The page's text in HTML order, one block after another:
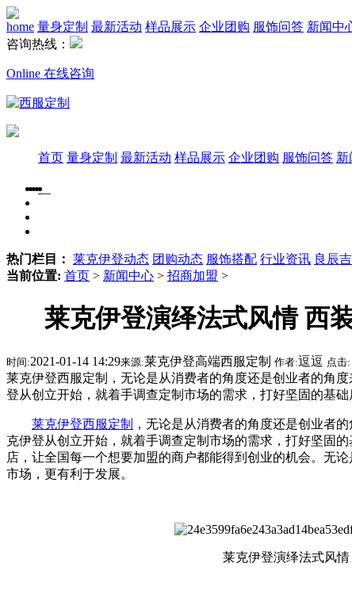
home 量身定制 最新活动 样品展示 企业团购 服饰问答 新闻中
咨询热线：
Online 在线咨询
首页 量身定制 最新活动 样品展示 企业团购 服饰问答 新
热门栏目： 莱克伊登动态 团购动态 服饰搭配 行业资讯 良辰
当前位置: 首页 > 新闻中心 > 招商加盟 >
莱克伊登演绎法式风情 西
时间:2021-01-14 14:29来源:莱克伊登高端西服定制 作者:逗逗 点击:
莱克伊登西服定制，无论是从消费者的角度还是创业者的角
登从创立开始，就着手调查定制市场的需求，打好坚固的基
莱克伊登西服定制
，无论是从消费者的角度还是创业者
克伊登从创立开始，就着手调查定制市场的需求，打好坚固
店，让全国每一个想要加盟的商户都能得到创业的机会。无
市场，更有利于发展。
莱克伊登演绎法式风情